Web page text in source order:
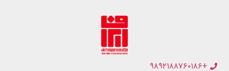
+۹۸۹۲۱۸۸۷۶۰۱۸۶